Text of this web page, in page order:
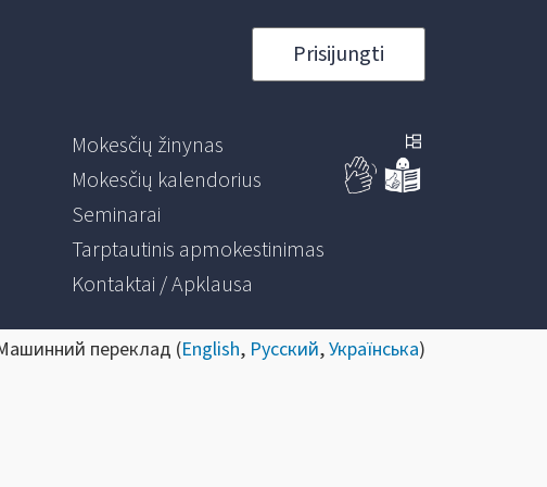
Prisijungti
Mokesčių žinynas
Mokesčių kalendorius
Seminarai
Tarptautinis apmokestinimas
Kontaktai / Apklausa
переклад (English, Русский,Українська)